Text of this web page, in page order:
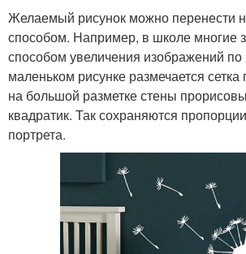
Желаемый рисунок можно перенести
способом. Например, в школе многие
способом увеличения изображений
маленьком рисунке размечается
на большой разметке стены
квадратик. Так сохраняются
портрета.